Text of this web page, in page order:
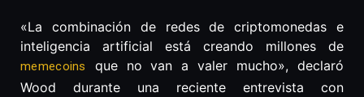
«La combinación de redes de criptomonedas e
inteligencia artificial está creando millones de
memecoins
que no van a valer mucho», declaró
Wood durante una reciente entrevista con